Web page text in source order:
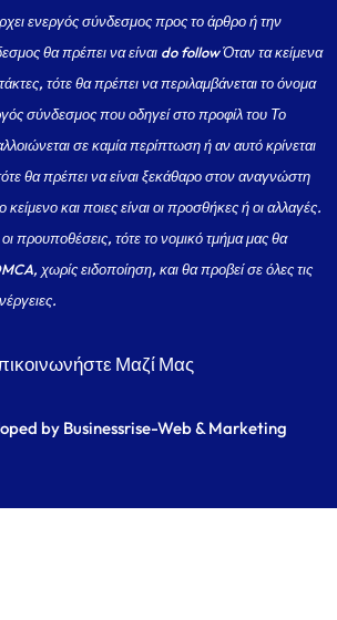
ενεργός σύνδεσμος προς το άρθρο ή την
θα πρέπει να είναι do follow Όταν τα κείμενα
τότε θα πρέπει να περιλαμβάνεται το όνομα
σύνδεσμος που οδηγεί στο προφίλ του Το
σε καμία περίπτωση ή αν αυτό κρίνεται
θα πρέπει να είναι ξεκάθαρο στον αναγνώστη
και ποιες είναι οι προσθήκες ή οι αλλαγές.
προυποθέσεις, τότε το νομικό τμήμα μας θα
χωρίς ειδοποίηση, και θα προβεί σε όλες τις
Μαζί Μας
by Businessrise-Web & Marketing